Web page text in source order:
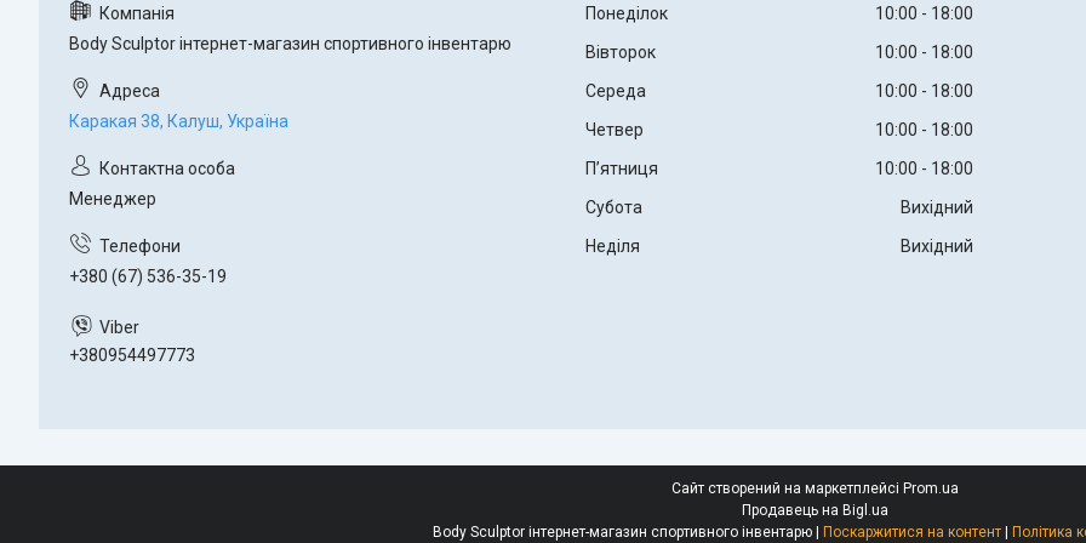
Body Sculptor інтернет-магазин спортивного інвентарю
Каракая 38, Калуш, Україна
Менеджер
+380 (67) 536-35-19
+380954497773
Понеділок 10:00
18:00
Вівторок
10:00
18:00
Середа
10:00
18:00
Четвер
10:00
18:00
Пʼятниця
10:00
18:00
Субота
Вихідний
Неділя
Вихідний
Сайт створений на маркетплейсі Prom.ua
Продавець на Bigl.ua
Body Sculptor інтернет-магазин спортивного інвентарю | Поскаржитися на контент | Політика